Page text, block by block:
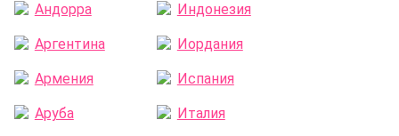
Андорра
Аргентина
Армения
Аруба
Индонезия
Иордания
Испания
Италия